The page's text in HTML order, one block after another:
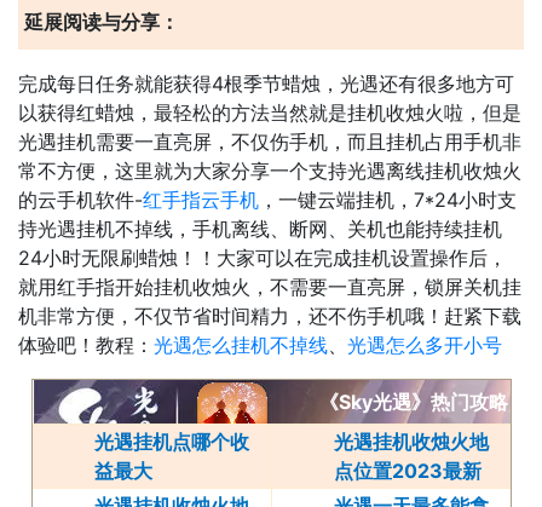
延展阅读与分享：
完成每日任务就能获得4根季节蜡烛，光遇还有很多地方可
以获得红蜡烛，最轻松的方法当然就是挂机收烛火啦，但是
光遇挂机需要一直亮屏，不仅伤手机，而且挂机占用手机非
常不方便，这里就为大家分享一个支持光遇离线挂机收烛火
的云手机软件-红手指云手机 ，一键云端挂机，7*24小时支
持光遇挂机不掉线，手机离线、断网、关机也能持续挂机
24小时无限刷蜡烛！！大家可以在完成挂机设置操作后，
就用红手指开始挂机收烛火，不需要一直亮屏，锁屏关机挂
机非常方便，不仅节省时间精力，还不伤手机哦！赶紧下载
体验吧！教程： 光遇怎么挂机不掉线、 光遇怎么多开小号
《Sky光遇》热门攻略
光遇挂机点哪个收
益最大
光遇挂机收烛火地
点位置2023最新